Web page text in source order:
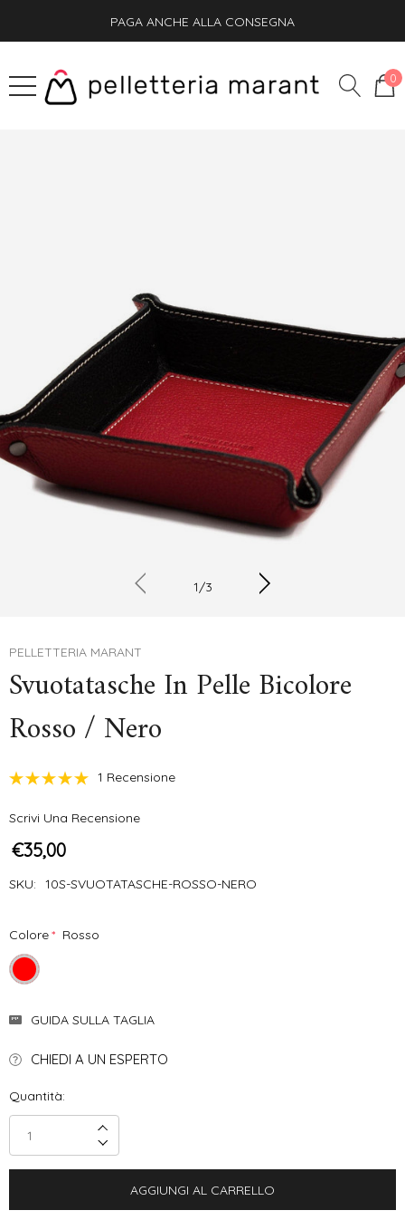
PAGA ANCHE ALLA CONSEGNA
SPEDIZIONE GRATIS + OMAGGIO SU OGNI ORDINE
0
1/3
PELLETTERIA MARANT
Svuotatasche In Pelle Bicolore
Rosso / Nero
1 Recensione
Scrivi Una Recensione
€35,00
SKU: 10S-SVUOTATASCHE-ROSSO-NERO
Colore* Rosso
Attuale:GUIDA SULLA TAGLIA
CHIEDI A UN ESPERTO
Quantità:
Incrementa Quantità: